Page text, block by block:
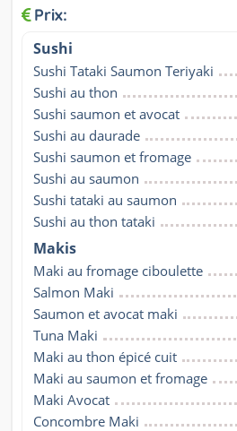
Prix:
Sushi
Sushi Tataki Saumon Teriyaki
Sushi au thon
Sushi saumon et avocat
Sushi au daurade
Sushi saumon et fromage
Sushi au saumon
Sushi tataki au saumon
Sushi au thon tataki
Makis
Maki au fromage ciboulette
Salmon Maki
Saumon et avocat maki
Tuna Maki
Maki au thon épicé cuit
Maki au saumon et fromage
Maki Avocat
Concombre Maki